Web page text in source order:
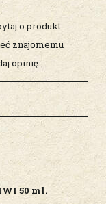
o produkt
znajomemu
opinię
50 ml.